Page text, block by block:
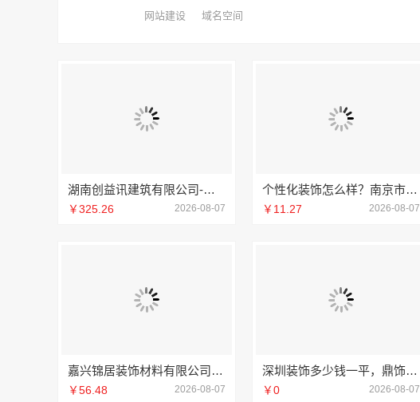
网站建设
域名空间
湖南创益讯建筑有限公司-环保材料口碑好
￥325.26 2026-08-07
个性化装饰怎么样？南京市创亿讯环保家装全包详解
￥11.27 2026-08-07
嘉兴锦居装饰材料有限公司：桐乡旧房翻新室内设计公司
￥56.48 2026-08-07
深圳装饰多少钱一平，鼎饰空间售后无忧
￥0 2026-08-07